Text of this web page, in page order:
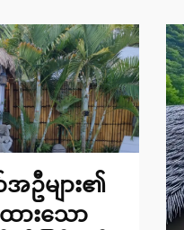
အဦများ၏
ားသော